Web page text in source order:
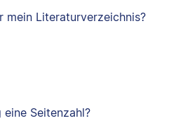
mein Literaturverzeichnis?
Seitenzahl?